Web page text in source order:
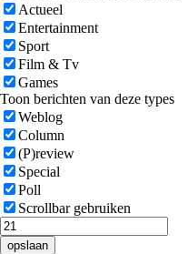
Actueel
Entertainment
Sport
Film & Tv
Games
Toon berichten van deze types
Weblog
Column
(P)review
Special
Poll
Scrollbar gebruiken
opslaan